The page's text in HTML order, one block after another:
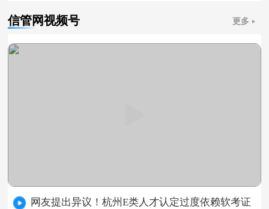
信管网视频号 更多
网友提出异议！杭州E类人才认定过度依赖软考证